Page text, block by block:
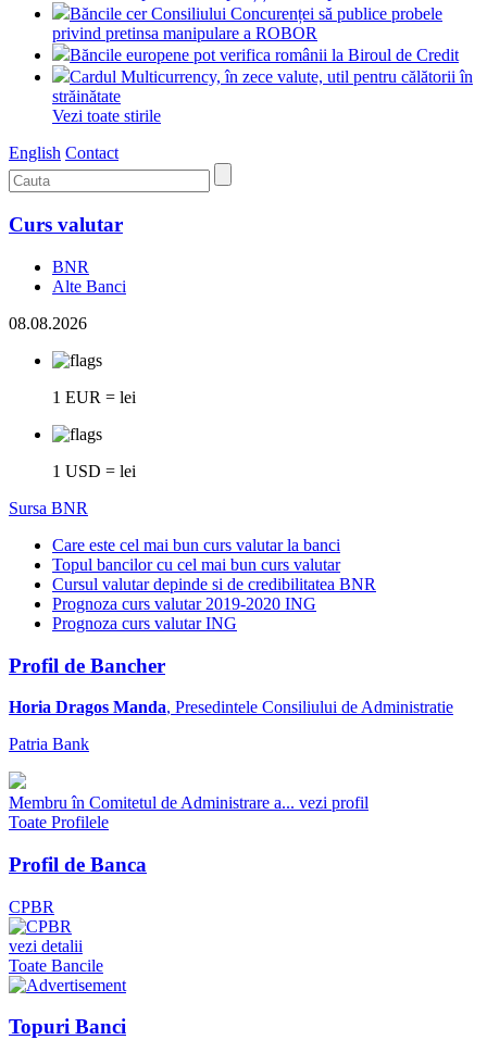
Băncile cer Consiliului Concurenței să publice probele
privind pretinsa manipulare a ROBOR
Băncile europene pot verifica românii la Biroul de Credit
Cardul Multicurrency, în zece valute, util pentru călătorii în
străinătate
Vezi toate stirile
English Contact
Curs valutar
BNR
Alte Banci
08.08.2026
1 EUR = lei
1 USD = lei
Sursa BNR
Care este cel mai bun curs valutar la banci
Topul bancilor cu cel mai bun curs valutar
Cursul valutar depinde si de credibilitatea BNR
Prognoza curs valutar 2019-2020 ING
Prognoza curs valutar ING
Profil de Bancher
Horia Dragos Manda, Presedintele Consiliului de Administratie
Patria Bank
Membru în Comitetul de Administrare a... vezi profil
Toate Profilele
Profil de Banca
CPBR
vezi detalii
Toate Bancile
Topuri Banci